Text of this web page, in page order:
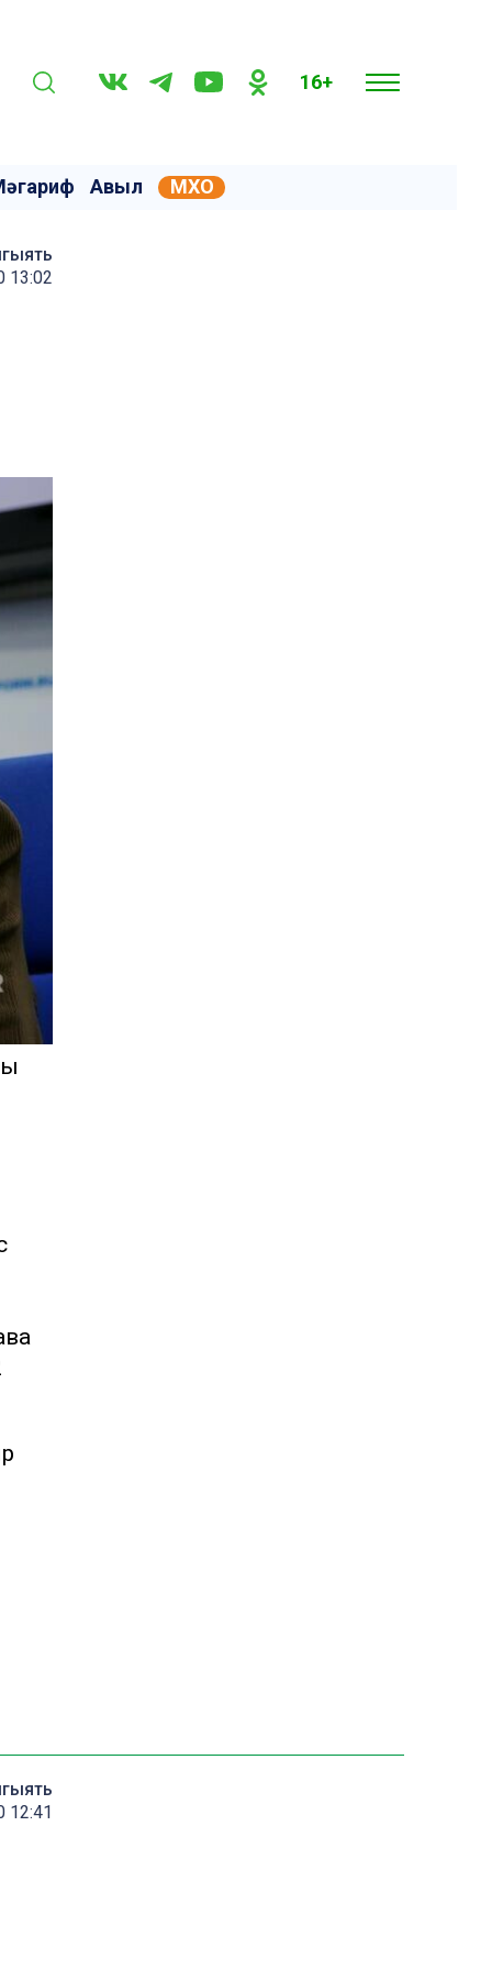
16+
Авыл МХО
13:02
12:41